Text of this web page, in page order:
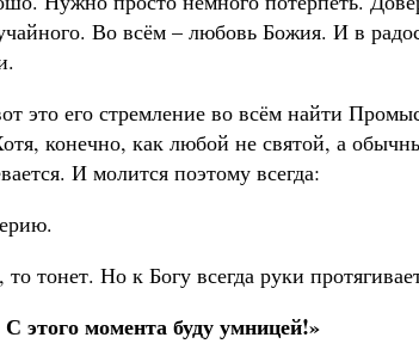
Во всём – любовь Божия. И в
это его стремление во всём найти
конечно, как любой не святой, а
И молится поэтому всегда:
тонет. Но к Богу всегда руки
этого момента буду умницей!»